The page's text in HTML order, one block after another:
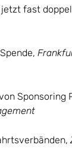
fast
Sponsoring